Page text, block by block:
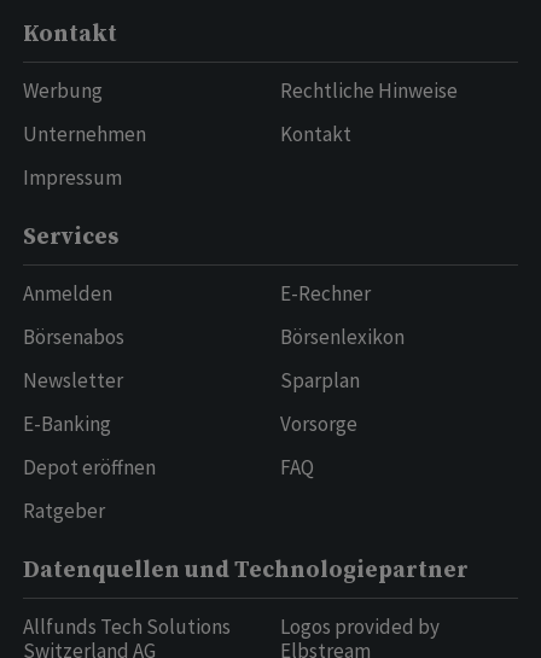
Kontakt
Werbung
Unternehmen
Impressum
Rechtliche Hinweise
Kontakt
Services
Anmelden
Börsenabos
Newsletter
E-Banking
Depot eröffnen
Ratgeber
E-Rechner
Börsenlexikon
Sparplan
Vorsorge
FAQ
Datenquellen und Technologiepartner
Allfunds Tech Solutions
Switzerland AG
Logos provided by
Elbstream